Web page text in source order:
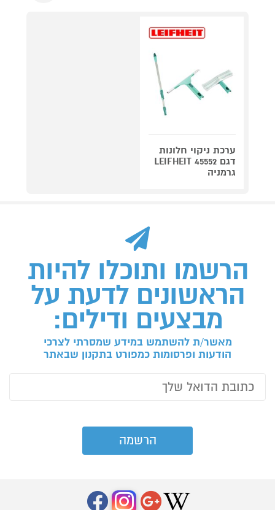
ערכת ניקוי חלונות
דגם 45552 LEIFHEIT
גרמניה
הרשמו ותוכלו להיות
הראשונים לדעת על
מבצעים ודילים:
מאשר/ת להשתמש במידע שמסרתי לצרכי
הודעות ופרסומות כמפורט בתקנון שבאתר